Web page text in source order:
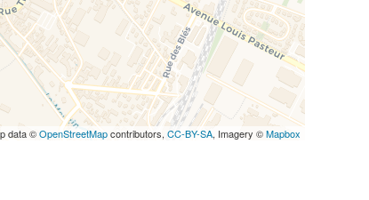
data ©OpenStreetMapcontributors, CC-BY-SA, Imagery ©Mapbox